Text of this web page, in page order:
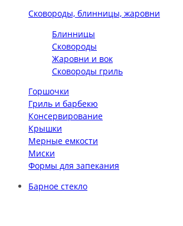
Сковороды, блинницы, жаровни
Блинницы
Сковороды
Жаровни и вок
Сковороды гриль
Горшочки
Гриль и барбекю
Консервирование
Крышки
Мерные емкости
Миски
Формы для запекания
Барное стекло